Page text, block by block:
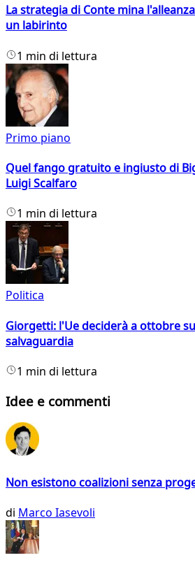
La strategia di Conte mina
un labirinto
1 min di lettura
Primo piano
Quel fango gratuito e ingiusto di
Luigi Scalfaro
1 min di lettura
Politica
Giorgetti: l'Ue deciderà a ottobre
salvaguardia
1 min di lettura
Idee e commenti
Non esistono coalizioni senza
di Marco Iasevoli